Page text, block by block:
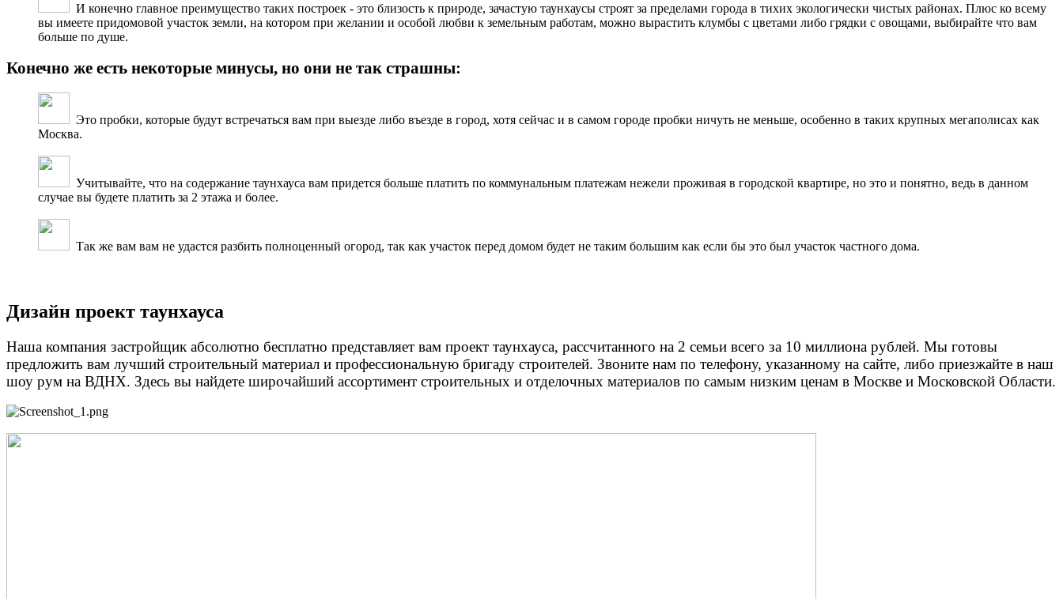
И конечно главное преимущество таких построек - это близость к природе, зачастую таунхаусы строят за пределами города в тихих экологически чистых районах. Плюс ко всему
вы имеете придомовой участок земли, на котором при желании и особой любви к земельным работам, можно вырастить клумбы с цветами либо грядки с овощами, выбирайте что вам
больше по душе.
Конечно же есть некоторые минусы, но они не так страшны:
Это пробки, которые будут встречаться вам при выезде либо въезде в город, хотя сейчас и в самом городе пробки ничуть не меньше, особенно в таких крупных мегаполисах как
Москва.
Учитывайте, что на содержание таунхауса вам придется больше платить по коммунальным платежам нежели проживая в городской квартире, но это и понятно, ведь в данном
случае вы будете платить за 2 этажа и более.
Так же вам вам не удастся разбить полноценный огород, так как участок перед домом будет не таким большим как если бы это был участок частного дома.
Дизайн проект таунхауса
Наша компания застройщик абсолютно бесплатно представляет вам проект таунхауса, рассчитанного на 2 семьи всего за 10 миллиона рублей. Мы готовы
предложить вам лучший строительный материал и профессиональную бригаду строителей. Звоните нам по телефону, указанному на сайте, либо приезжайте в наш
шоу рум на ВДНХ. Здесь вы найдете широчайший ассортимент строительных и отделочных материалов по самым низким ценам в Москве и Московской Области.